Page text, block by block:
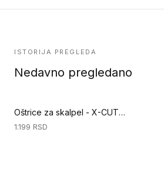
ISTORIJA PREGLEDA
Nedavno pregledano
Oštrice za skalpel - X-CUT 125 mm - 5 komada (Ručni alati za podove)
1.199 RSD